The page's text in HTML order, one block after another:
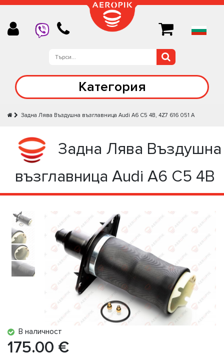
Категория
Задна Лява Въздушна възглавница Audi A6 C5 4B, 4Z7 616 051 A
Задна Лява Въздушна
възглавница Audi A6 C5 4B
В наличност
175.00 €